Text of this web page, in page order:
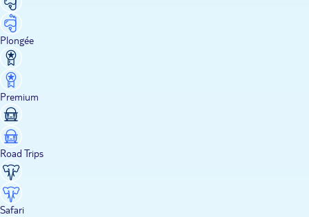
Plongée
Premium
Road Trips
Safari